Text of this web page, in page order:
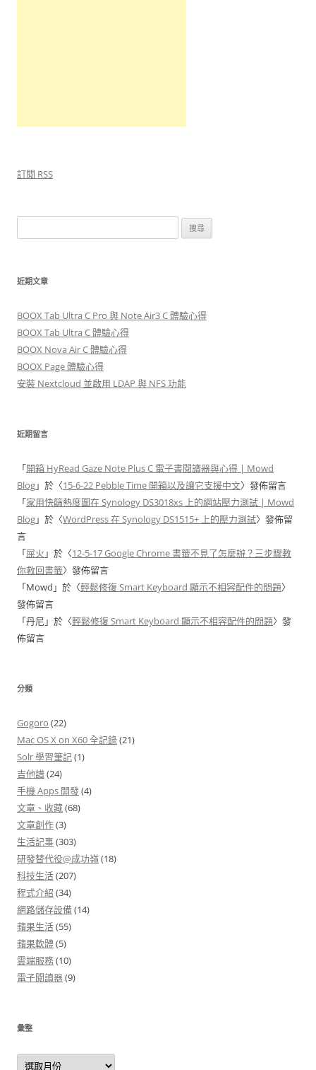
訂閱 RSS
尋
鍵
:
近期文章
BOOX Tab Ultra C Pro 與 Note Air3 C 體驗心得
BOOX Tab Ultra C 體驗心得
BOOX Nova Air C 體驗心得
BOOX Page 體驗心得
安裝 Nextcloud 並啟用 LDAP 與 NFS 功能
近期留言
「開箱 HyRead Gaze Note Plus C 電子書閱讀器與心得 | Mowd
Blog」於〈15-6-22 Pebble Time 開箱以及讓它支援中文〉發佈留言
「家用快篩熱度圖在 Synology DS3018xs 上的網站壓力測試 | Mowd
Blog」於〈WordPress 在 Synology DS1515+ 上的壓力測試〉發佈留
言
「屎火 」於〈12-5-17 Google Chrome 書籤不見了怎麼辦？三步驟教
你救回書籤〉發佈留言
「Mowd 」於〈輕鬆修復 Smart Keyboard 顯示不相容配件的問題〉
發佈留言
「丹尼」於〈輕鬆修復 Smart Keyboard 顯示不相容配件的問題〉發
佈留言
分類
Gogoro (22)
Mac OS X on X60 全記錄(21)
Solr 學習筆記(1)
吉他譜(24)
手機 Apps 開發(4)
文章、收藏(68)
文章創作(3)
生活記事(303)
研發替代役@成功嶺(18)
科技生活(207)
程式介紹 (34)
網路儲存設備(14)
蘋果生活(55)
蘋果軟體(5)
雲端服務(10)
電子閱讀器(9)
彙整
彙